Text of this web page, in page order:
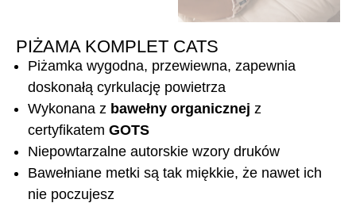
PIŻAMA KOMPLET CATS
Piżamka wygodna, przewiewna, zapewnia
doskonałą cyrkulację powietrza
Wykonana z bawełny organicznej z
certyfikatem GOTS
Niepowtarzalne autorskie wzory druków
Bawełniane metki są tak miękkie, że nawet ich
nie poczujesz